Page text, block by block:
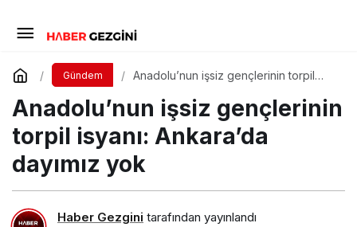
Gündem
Anadolu’nun işsiz gençlerinin torpil
Anadolu’nun işsiz gençlerinin
torpil isyanı: Ankara’da
dayımız yok
Haber Gezgini tarafından yayınlandı